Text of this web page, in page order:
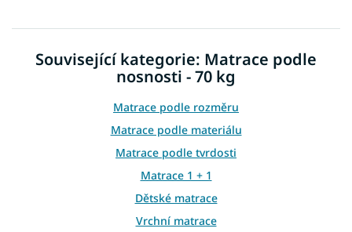
á
d
a
c
p
r
v
k
v
ý
i
Související kategorie: Matrace podle
nosnosti - 70 kg
Matrace podle rozměru
Matrace podle materiálu
Matrace podle tvrdosti
Matrace 1 + 1
Dětské matrace
Vrchní matrace